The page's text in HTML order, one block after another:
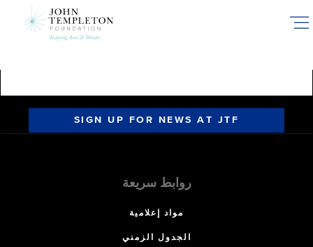
SIGN UP FOR NEWS AT JTF
روابط سريعة
مواد إعلامية
الجدول الزمني